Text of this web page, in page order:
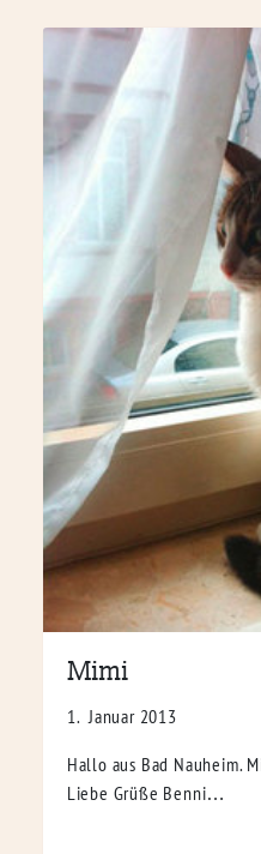
Mimi
1. Januar 2013
Hallo aus Bad Nauheim.
Liebe Grüße Benni…